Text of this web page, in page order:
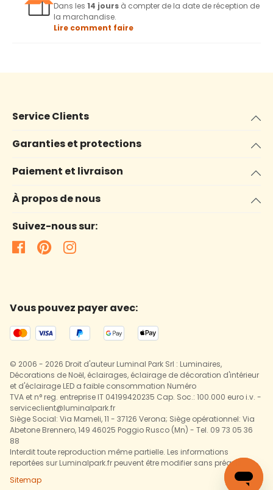
Dans les 14 jours à compter de la date de réception de
la marchandise.
Lire comment faire
Service Clients
Garanties et protections
Paiement et livraison
À propos de nous
Suivez-nous sur:
Vous pouvez payer avec:
© 2006 - 2026 Droit d'auteur Luminal Park Srl : Luminaires,
Décorations de Noël, éclairages, éclairage de décoration d'intérieur
et d'éclairage LED a faible consommation Numéro
TVA et n° reg. entreprise IT 04199420235 Cap. Soc.: 100.000 euro i.v. -
serviceclient@luminalpark.fr
Siège Social: Via Mameli, 11 - 37126 Verona; Siège opérationnel: Via
Abetone Brennero, 149 46025 Poggio Rusco (Mn) - Tel. 09 73 05 36
88
Interdit toute reproduction même partielle. Les informations
reportées sur Luminalpark.fr peuvent être modifier sans préavis.
Sitemap